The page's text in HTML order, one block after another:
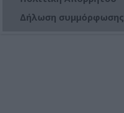
Δήλωση συμμόρφωσης